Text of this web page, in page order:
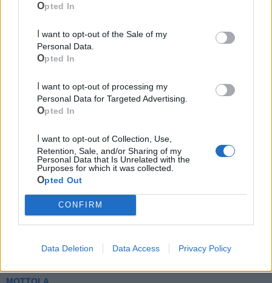
Opted In
Personal Data.
Opted In
Personal Data for Targeted Advertising.
Opted In
Retention, Sale, and/or Sharing of my
Personal Data that Is Unrelated with the
Purposes for which it was collected.
Opted Out
CONFIRM
Data Deletion Data Access Privacy Policy
Le ultime notizie di Mottola
Mottola si riappropria della sua banda: il
5 agosto il concerto omaggio alla città